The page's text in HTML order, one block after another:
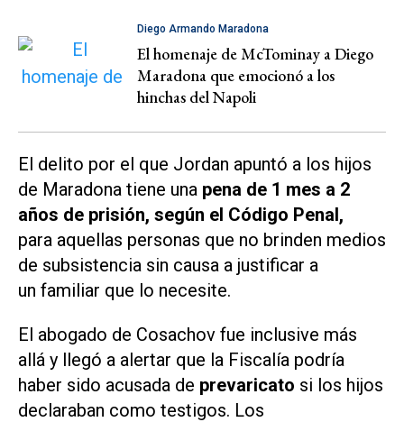
Diego Armando Maradona
El homenaje de McTominay a Diego
Maradona que emocionó a los
hinchas del Napoli
El delito por el que Jordan apuntó a los hijos
de Maradona tiene una pena de 1 mes a 2
años de prisión, según el Código Penal,
para aquellas personas que no brinden medios
de subsistencia sin causa a justificar a
un familiar que lo necesite.
El abogado de Cosachov fue inclusive más
allá y llegó a alertar que la Fiscalía podría
haber sido acusada de prevaricato si los hijos
declaraban como testigos. Los